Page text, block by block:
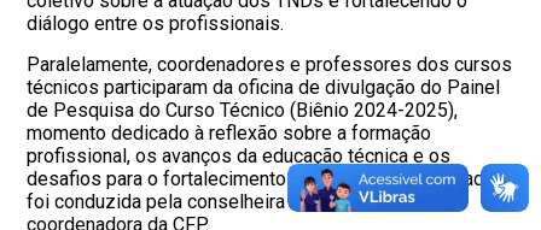
diálogo entre os profissionais.
Paralelamente, coordenadores e professores dos cursos
técnicos participaram da oficina de divulgação do Painel
de Pesquisa do Curso Técnico (Biênio 2024-2025),
momento dedicado à reflexão sobre a formação
profissional, os avanços da educação técnica e os
desafios para o fortalecimento da categoria, a atividade
foi conduzida pela conselheira Tatiane Cazumbá,
coordenadora da CFP.